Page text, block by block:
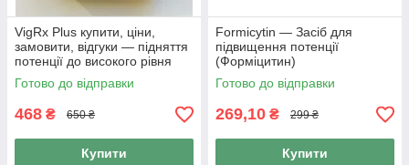
VigRx Plus купити, ціни,
замовити, відгуки — підняття
потенції до високого рівня
(60 шт.)
Готово до відправки
468 ₴ 650 ₴
Купити
Formicytin — Засіб для
підвищення потенції
(Форміцитин)
Готово до відправки
269,10 ₴ 299 ₴
Купити